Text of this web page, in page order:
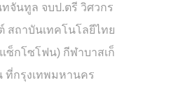
จันทูล จบป.ตรี วิศวกร
สถาบันเทคโนโลยีไทย
กโซโฟน) กีฬาบาสเก็
ที่กรุงเทพมหานคร